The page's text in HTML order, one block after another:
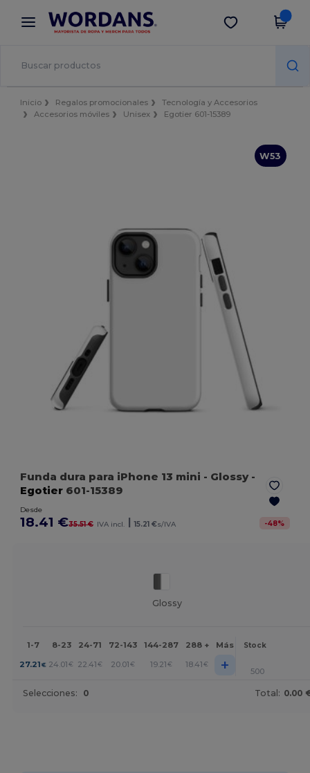
× App de Wordans
¡Mejores precios en app!
Descargar app
Inicio Regalos promocionales
Tecnología y Accesorios
Accesorios móviles
Unisex Egotier 601-15389
W53
Funda dura para iPhone 13 mini - Glossy-
Egotier 601-15389
Desde
18.41 €35.51 € IVA incl. 15.21 €s/IVA -48%
Glossy
1-7 8-23 24-71 72-143 144-287 288 + Más Stock
27.21 € 24.01 € 22.41€ 20.01€ 19.21€ 18.41 € + 500
Selecciones: 0 Total: 0.00